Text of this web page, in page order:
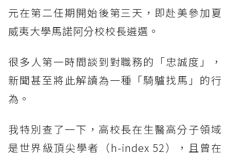
元在第二任期開始後第三天，即赴美參加夏
威夷大學馬諾阿分校校長遴選。
很多人第一時間談到對職務的「忠誠度」，
新聞甚至將此解讀為一種「騎驢找馬」的行
為。
我特別查了一下，高校長在生醫高分子領域
是世界級頂尖學者（h-index 52），且曾在